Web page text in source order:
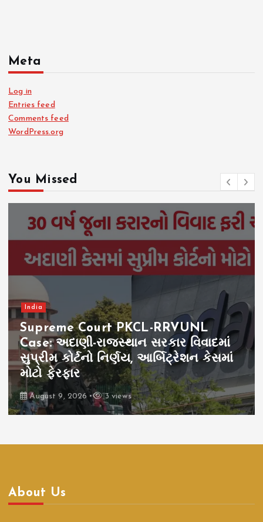
Meta
Log in
Entries feed
Comments feed
WordPress.org
You Missed
India
Supreme Court PKCL-RRVUNL
Case: અદાણી-રાજસ્થાન સરકાર વિવાદમાં
સુપ્રીમ કોર્ટનો નિર્ણય, આર્બિટ્રેશન કેસમાં
મોટો ફેરફાર
August 9, 2026 3 views
About Us